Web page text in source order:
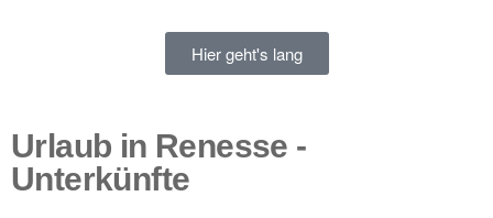
Hier geht's lang
Urlaub in Renesse -
Unterkünfte